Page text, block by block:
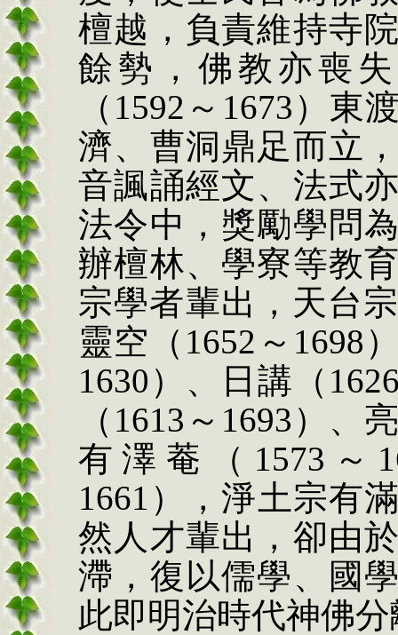
檀越，負責維持寺
餘勢，佛教亦喪
（ 1592 ～ 1673 ）東
濟、曹洞鼎足而立
音諷誦經文、法式
法令中，獎勵學問
辦檀林、學寮等教
宗學者輩出，天台
靈空（ 1652 ～ 1698
1630 ）、日講（
（ 1613 ～ 1693 ）、
有澤菴（ 1573 ～
1661 ），淨土宗有
然人才輩出，卻由
滯，復以儒學、國
此即明治時代神佛